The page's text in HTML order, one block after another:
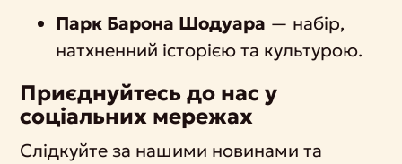
Парк Барона Шодуара — набір,
натхненний історією та культурою.
Приєднуйтесь до нас у
соціальних мережах
Слідкуйте за нашими новинами та